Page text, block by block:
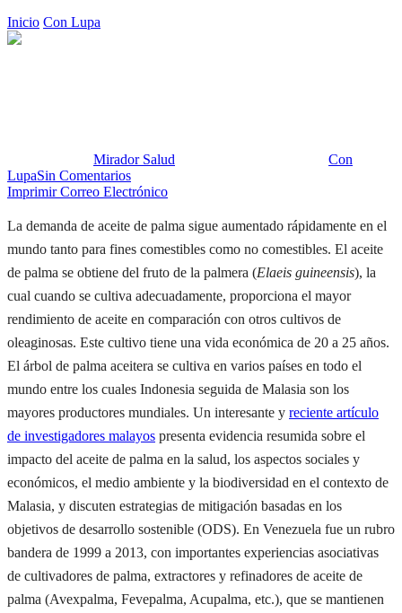
Inicio Con Lupa
Mirador Salud
Con
LupaSin Comentarios
Imprimir Correo Electrónico
La demanda de aceite de palma sigue aumentado rápidamente en el
mundo tanto para fines comestibles como no comestibles. El aceite
de palma se obtiene del fruto de la palmera (Elaeis guineensis), la
cual cuando se cultiva adecuadamente, proporciona el mayor
rendimiento de aceite en comparación con otros cultivos de
oleaginosas. Este cultivo tiene una vida económica de 20 a 25 años.
El árbol de palma aceitera se cultiva en varios países en todo el
mundo entre los cuales Indonesia seguida de Malasia son los
mayores productores mundiales. Un interesante y reciente artículo
de investigadores malayos presenta evidencia resumida sobre el
impacto del aceite de palma en la salud, los aspectos sociales y
económicos, el medio ambiente y la biodiversidad en el contexto de
Malasia, y discuten estrategias de mitigación basadas en los
objetivos de desarrollo sostenible (ODS). En Venezuela fue un rubro
bandera de 1999 a 2013, con importantes experiencias asociativas
de cultivadores de palma, extractores y refinadores de aceite de
palma (Avexpalma, Fevepalma, Acupalma, etc.), que se mantienen